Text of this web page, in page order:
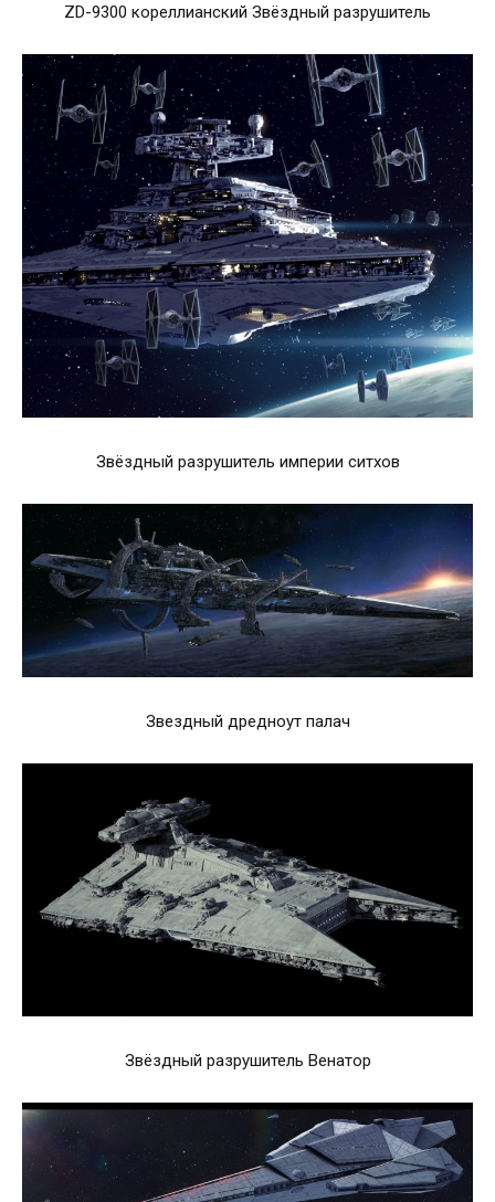
ZD-9300 кореллианский Звёздный разрушитель
Звёздный разрушитель империи ситхов
Звездный дредноут палач
Звёздный разрушитель Венатор